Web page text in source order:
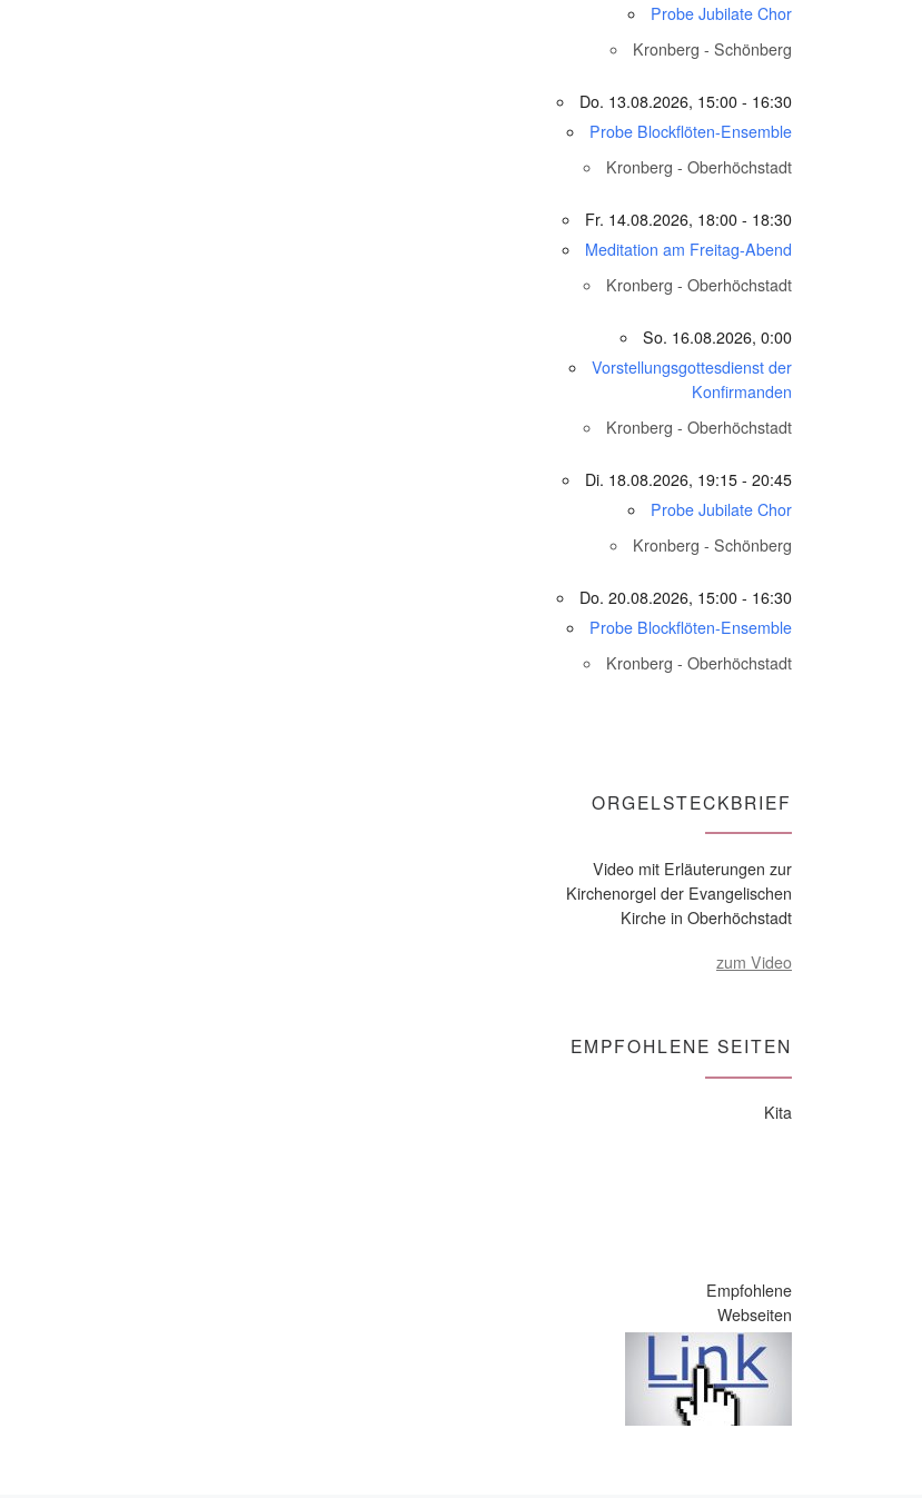
Probe Jubilate Chor
Kronberg - Schönberg
Do. 13.08.2026, 15:00 - 16:30
Probe Blockflöten-Ensemble
Kronberg - Oberhöchstadt
Fr. 14.08.2026, 18:00 - 18:30
Meditation am Freitag-Abend
Kronberg - Oberhöchstadt
So. 16.08.2026, 0:00
Vorstellungsgottesdienst der
Konfirmanden
Kronberg - Oberhöchstadt
Di. 18.08.2026, 19:15 - 20:45
Probe Jubilate Chor
Kronberg - Schönberg
Do. 20.08.2026, 15:00 - 16:30
Probe Blockflöten-Ensemble
Kronberg - Oberhöchstadt
ORGELSTECKBRIEF
Video mit Erläuterungen zur
Kirchenorgel der Evangelischen
Kirche in Oberhöchstadt
zum Video
EMPFOHLENE SEITEN
Kita
Empfohlene
Webseiten